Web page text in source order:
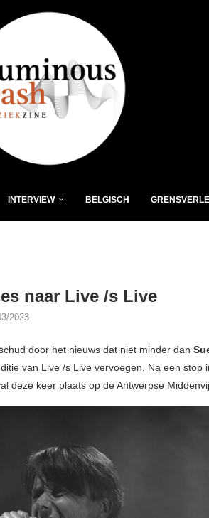
INTERVIEW BELGISCH
naar Live /s Live
2023
door het nieuws dat niet minder dan
van Live /s Live vervoegen. Na een stop
deze keer plaats op de Antwerpse